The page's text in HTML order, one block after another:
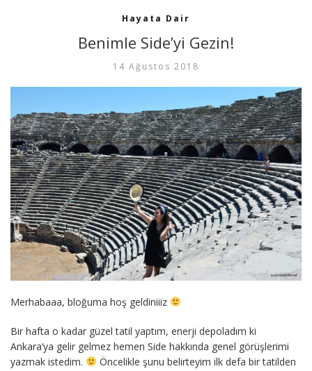
Hayata Dair
Benimle Side’yi Gezin!
14 Ağustos 2018
Merhabaaa, bloğuma hoş geldiniiiz
Bir hafta o kadar güzel tatil yaptım, enerji depoladım ki
Ankara’ya gelir gelmez hemen Side hakkında genel görüşlerimi
yazmak istedim.
Öncelikle şunu belirteyim ilk defa bir tatilden